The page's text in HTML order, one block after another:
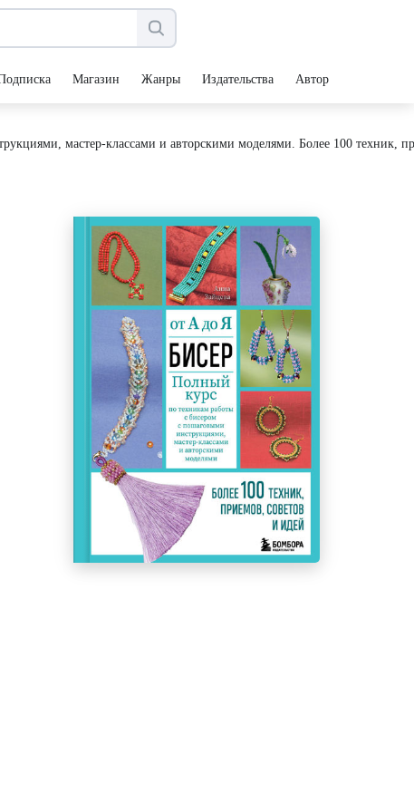
Магазин Жанры Издательства Авторы
мастер-классами и авторскими моделями. Более 100 техник,